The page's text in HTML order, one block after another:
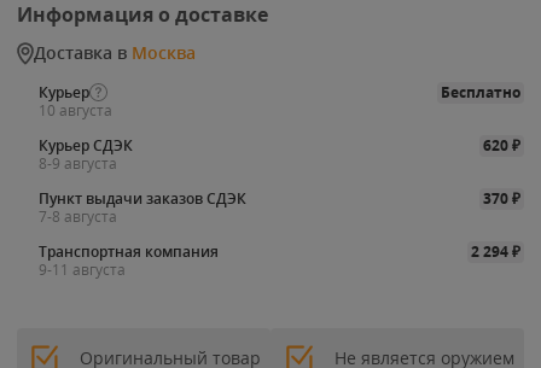
Информация о доставке
Доставка в Москва
Курьер
Бесплатно
10 августа
Курьер СДЭК
620₽
8-9 августа
Пункт выдачи заказов СДЭК
370₽
7-8 августа
Транспортная компания
2 294₽
9-11 августа
Оригинальный товар Не является оружием